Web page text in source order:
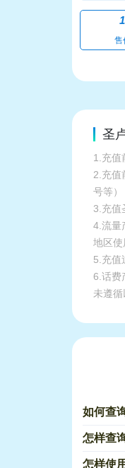
售
圣
1.充值
2.充值
号等）
3.充值
4.流量
地区使
5.充值
6.话费
未遵循
如何查
怎样查
怎样使